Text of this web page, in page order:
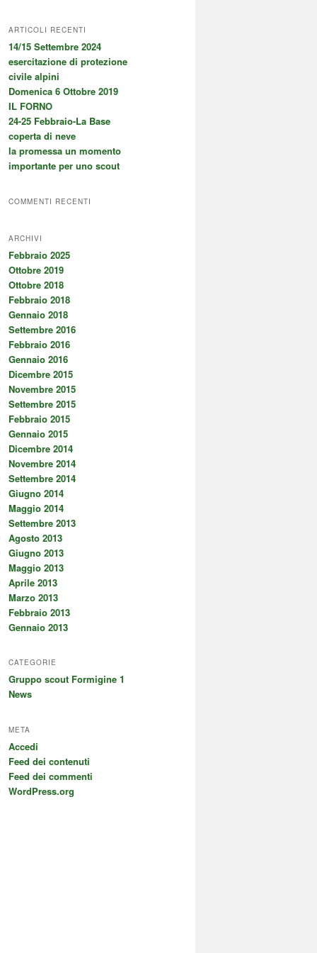
ARTICOLI RECENTI
14/15 Settembre 2024
esercitazione di protezione
civile alpini
Domenica 6 Ottobre 2019
IL FORNO
24-25 Febbraio-La Base
coperta di neve
la promessa un momento
importante per uno scout
COMMENTI RECENTI
ARCHIVI
Febbraio 2025
Ottobre 2019
Ottobre 2018
Febbraio 2018
Gennaio 2018
Settembre 2016
Febbraio 2016
Gennaio 2016
Dicembre 2015
Novembre 2015
Settembre 2015
Febbraio 2015
Gennaio 2015
Dicembre 2014
Novembre 2014
Settembre 2014
Giugno 2014
Maggio 2014
Settembre 2013
Agosto 2013
Giugno 2013
Maggio 2013
Aprile 2013
Marzo 2013
Febbraio 2013
Gennaio 2013
CATEGORIE
Gruppo scout Formigine 1
News
META
Accedi
Feed dei contenuti
Feed dei commenti
WordPress.org